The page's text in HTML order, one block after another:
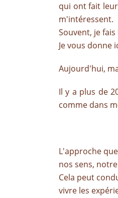
qui ont fait
m'intéressent.
Souvent, je
Je vous donne
Aujourd'hui,
Il y a plus de
comme dans
L'approche
nos sens,
Cela peut
vivre les